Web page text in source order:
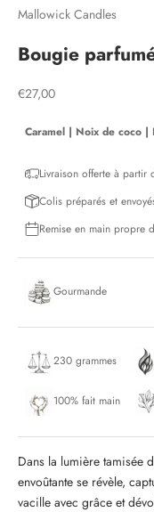
Mallowick Candles
Bougie
Prix de vente
€27,00
Caramel | Noix de coco |
Livraison offerte à partir
Colis préparés et
Remise en main propre
Gourmande
230 grammes
100% fait main
Dans la lumière tamisée
envoûtante se révèle,
vacille avec grâce et